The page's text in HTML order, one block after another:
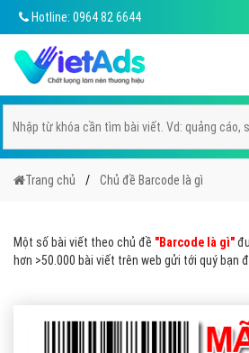
Hotline: 0964 82 6644
Trang chủ Chủ đề Barcode là gì
Một số bài viết theo chủ đề "Barcode là gì"
hơn >50.000 bài viết trên web gửi tới quý bạn